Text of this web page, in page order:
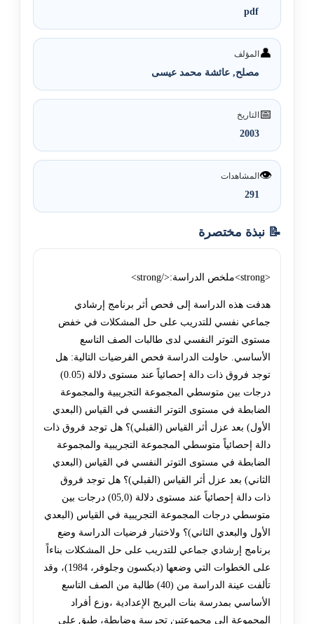
pdf
👤المؤلف
مصلح, عائشة محمد عيسى
📅التاريخ
2003
👁️المشاهدات
291
📝 نبذة مختصرة
<strong>ملخص الدراسة:</strong>
هدفت هذه الدراسة إلى فحص أثر برنامج إرشادي
جماعي نفسي للتدريب على حل المشكلات في خفض
مستوى التوتر النفسي لدى طالبات الصف التاسع
الأساسي. حاولت الدراسة فحص الفرضيات التالية: هل
توجد فروق ذات دالة إحصائياً عند مستوى دلالة (0.05)
درجات بين متوسطي المجموعة التجريبية والمجموعة
الضابطة في مستوى التوتر النفسي في القياس (البعدي
الأول) بعد عزل أثر القياس (القبلي)؟ هل توجد فروق ذات
دالة إحصائياً متوسطي المجموعة التجريبية والمجموعة
الضابطة في مستوى التوتر النفسي في القياس (البعدي
الثاني) بعد عزل أثر القياس (القبلي)؟ هل توجد فروق
ذات دالة إحصائياً عند مستوى دلالة (05,0) درجات بين
متوسطي درجات المجموعة التجريبية في القياس (البعدي
الأول والبعدي الثاني)؟ ولاختبار فرضيات الدراسة وضع
برنامج إرشادي جماعي للتدريب على حل المشكلات بناءاً
على الخطوات التي وضعها (ديكسون وجلوفر، 1984)، وقد
تألفت عينة الدراسة من (40) طالبة من الصف التاسع
الأساسي بمدرسة بنات البريج الإعدادية ،وزع أفراد
المجموعة الى مجموعتين تجريبية وضابطة، طبق على